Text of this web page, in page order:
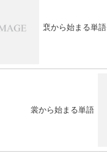
裵から始まる単語
裳から始まる単語